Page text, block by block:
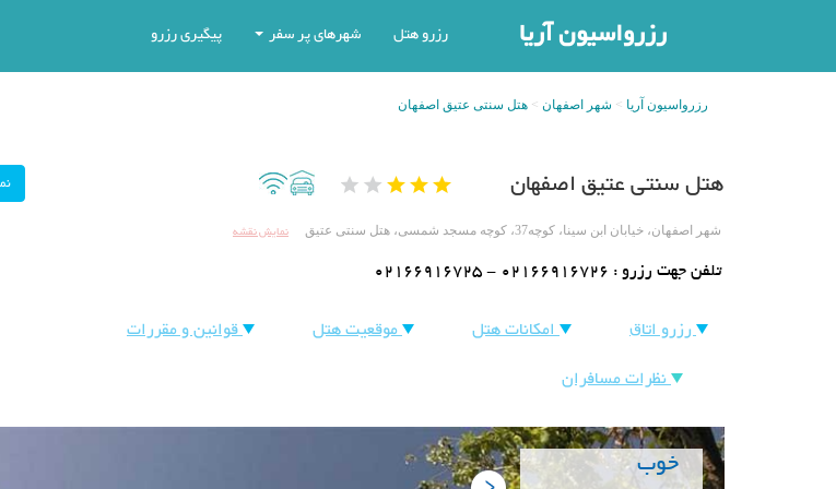
رزرواسیون آریا رزرو هتل شهرهای پر سفر پیگیری رزرو
رزرواسیون آریا شهر اصفهان هتل سنتی عتیق اصفهان
هتل سنتی عتیق اصفهان
شهر اصفهان، خیابان ابن سینا، کوچه37، کوچه مسجد شمسی، هتل سنتی عتیق نمایش نقشه
تلفن جهت رزرو : 02166916725 - 02166916726
رزرو اتاق امکانات هتل موقعیت هتل
قوانین و مقررات
نظرات مسافران
خوب